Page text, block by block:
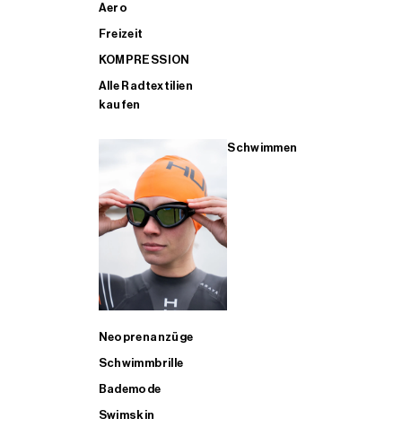
Aero
Freizeit
KOMPRESSION
Alle Radtextilien
kaufen
Schwimmen
Neoprenanzüge
Schwimmbrille
Bademode
Swimskin